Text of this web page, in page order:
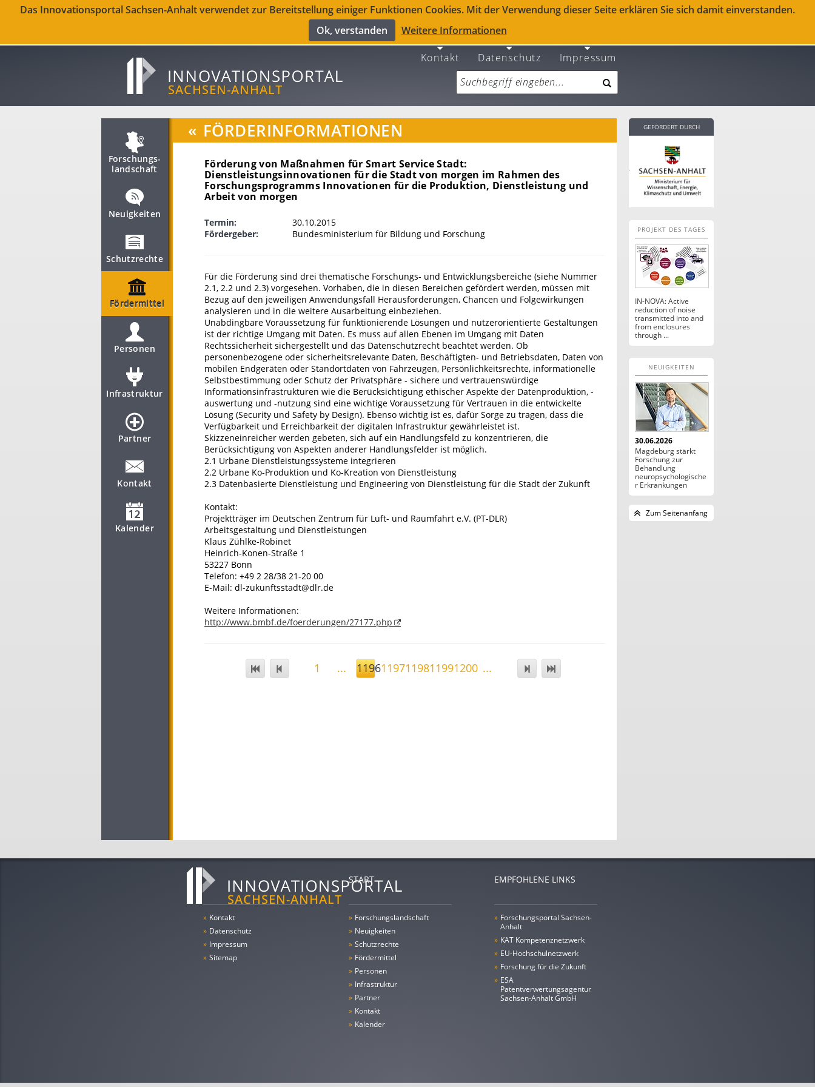
Das Innovationsportal Sachsen-Anhalt verwendet zur Bereitstellung einiger Funktionen Cookies. Mit der Verwendung dieser Seite erklären Sie sich damit einverstanden.
Ok, verstanden
Weitere Informationen
Kontakt Datenschutz Impressum
Forschungs­
landschaft
Neuigkeiten
Schutzrechte
Fördermittel
Personen
Infrastruktur
Partner
Kontakt
Kalender
« FÖRDERINFORMATIONEN
Förderung von Maßnahmen für Smart Service Stadt:
Dienstleistungsinnovationen für die Stadt von morgen im Rahmen des
Forschungsprogramms Innovationen für die Produktion, Dienstleistung und
Arbeit von morgen
Termin:
30.10.2015
Fördergeber:
Bundesministerium für Bildung und Forschung
Für die Förderung sind drei thematische Forschungs- und Entwicklungsbereiche (siehe Nummer
2.1, 2.2 und 2.3) vorgesehen. Vorhaben, die in diesen Bereichen gefördert werden, müssen mit
Bezug auf den jeweiligen Anwendungsfall Herausforderungen, Chancen und Folgewirkungen
analysieren und in die weitere Ausarbeitung einbeziehen.
Unabdingbare Voraussetzung für funktionierende Lösungen und nutzerorientierte Gestaltungen
ist der richtige Umgang mit Daten. Es muss auf allen Ebenen im Umgang mit Daten
Rechtssicherheit sichergestellt und das Datenschutzrecht beachtet werden. Ob
personenbezogene oder sicherheitsrelevante Daten, Beschäftigten- und Betriebsdaten, Daten von
mobilen Endgeräten oder Standortdaten von Fahrzeugen, Persönlichkeitsrechte, informationelle
Selbstbestimmung oder Schutz der Privatsphäre - sichere und vertrauenswürdige
Informationsinfrastrukturen wie die Berücksichtigung ethischer Aspekte der Datenproduktion, -
auswertung und -nutzung sind eine wichtige Voraussetzung für Vertrauen in die entwickelte
Lösung (Security und Safety by Design). Ebenso wichtig ist es, dafür Sorge zu tragen, dass die
Verfügbarkeit und Erreichbarkeit der digitalen Infrastruktur gewährleistet ist.
Skizzeneinreicher werden gebeten, sich auf ein Handlungsfeld zu konzentrieren, die
Berücksichtigung von Aspekten anderer Handlungsfelder ist möglich.
2.1 Urbane Dienstleistungssysteme integrieren
2.2 Urbane Ko-Produktion und Ko-Kreation von Dienstleistung
2.3 Datenbasierte Dienstleistung und Engineering von Dienstleistung für die Stadt der Zukunft
Kontakt:
Projektträger im Deutschen Zentrum für Luft- und Raumfahrt e.V. (PT-DLR)
Arbeitsgestaltung und Dienstleistungen
Klaus Zühlke-Robinet
Heinrich-Konen-Straße 1
53227 Bonn
Telefon: +49 2 28/38 21-20 00
E-Mail: dl-zukunftsstadt@dlr.de
Weitere Informationen:
http://www.bmbf.de/foerderungen/27177.php
1 ... 11961197119811991200 ...
GEFÖRDERT DURCH
PROJEKT DES TAGES
IN-NOVA: Active
reduction of noise
transmitted into and
from enclosures
through ...
NEUIGKEITEN
30.06.2026
Magdeburg stärkt
Forschung zur
Behandlung
neuropsychologische
r Erkrankungen
Zum Seitenanfang
» Kontakt
» Datenschutz
» Impressum
» Sitemap
START
» Forschungs­landschaft
» Neuigkeiten
» Schutzrechte
» Fördermittel
» Personen
» Infrastruktur
» Partner
» Kontakt
» Kalender
EMPFOHLENE LINKS
» Forschungsportal Sachsen-
Anhalt
» KAT Kompetenznetzwerk
» EU-Hochschulnetzwerk
» Forschung für die Zukunft
» ESA
Patentverwertungsagentur
Sachsen-Anhalt GmbH